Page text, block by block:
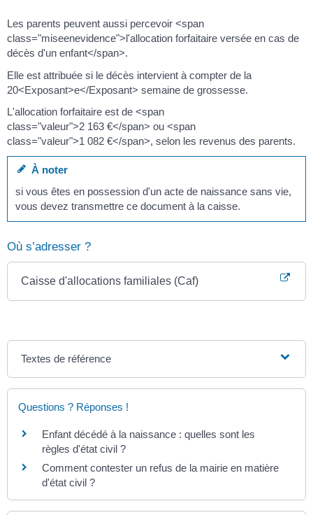
Les parents peuvent aussi percevoir <span
class="miseenevidence">l'allocation forfaitaire versée en cas de
décès d'un enfant</span>.
Elle est attribuée si le décès intervient à compter de la
20<Exposant>e</Exposant> semaine de grossesse.
L'allocation forfaitaire est de <span
class="valeur">2 163 €</span> ou <span
class="valeur">1 082 €</span>, selon les revenus des parents.
À noter
si vous êtes en possession d'un acte de naissance sans vie,
vous devez transmettre ce document à la caisse.
Où s’adresser ?
Caisse d'allocations familiales (Caf)
Textes de référence
Questions ? Réponses !
Enfant décédé à la naissance : quelles sont les
règles d'état civil ?
Comment contester un refus de la mairie en matière
d'état civil ?